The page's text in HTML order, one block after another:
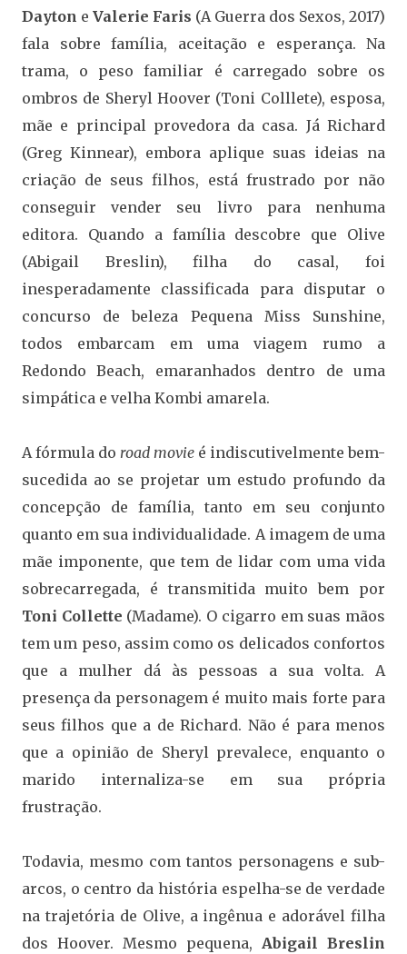
Dayton e Valerie Faris (A Guerra dos Sexos, 2017)
fala sobre família, aceitação e esperança. Na
trama, o peso familiar é carregado sobre os
ombros de Sheryl Hoover (Toni Colllete), esposa,
mãe e principal provedora da casa. Já Richard
(Greg Kinnear), embora aplique suas ideias na
criação de seus filhos, está frustrado por não
conseguir vender seu livro para nenhuma
editora. Quando a família descobre que Olive
(Abigail Breslin), filha do casal, foi
inesperadamente classificada para disputar o
concurso de beleza Pequena Miss Sunshine,
todos embarcam em uma viagem rumo a
Redondo Beach, emaranhados dentro de uma
simpática e velha Kombi amarela.
A fórmula do road movie é indiscutivelmente bem-
sucedida ao se projetar um estudo profundo da
concepção de família, tanto em seu conjunto
quanto em sua individualidade. A imagem de uma
mãe imponente, que tem de lidar com uma vida
sobrecarregada, é transmitida muito bem por
Toni Collette (Madame). O cigarro em suas mãos
tem um peso, assim como os delicados confortos
que a mulher dá às pessoas a sua volta. A
presença da personagem é muito mais forte para
seus filhos que a de Richard. Não é para menos
que a opinião de Sheryl prevalece, enquanto o
marido internaliza-se em sua própria
frustração.
Todavia, mesmo com tantos personagens e sub-
arcos, o centro da história espelha-se de verdade
na trajetória de Olive, a ingênua e adorável filha
dos Hoover. Mesmo pequena, Abigail Breslin